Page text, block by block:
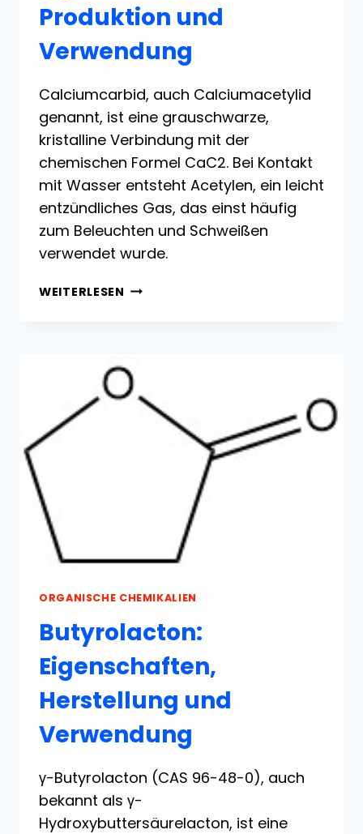
Produktion und
Verwendung
Calciumcarbid, auch Calciumacetylid
genannt, ist eine grauschwarze,
kristalline Verbindung mit der
chemischen Formel CaC2. Bei Kontakt
mit Wasser entsteht Acetylen, ein leicht
entzündliches Gas, das einst häufig
zum Beleuchten und Schweißen
verwendet wurde.
WEITERLESEN CALCIUMCARBID:
ORGANISCHE CHEMIKALIEN
Butyrolacton:
Eigenschaften,
Herstellung und
Verwendung
γ-Butyrolacton (CAS 96-48-0), auch
bekannt als γ-
Hydroxybuttersäurelacton, ist eine